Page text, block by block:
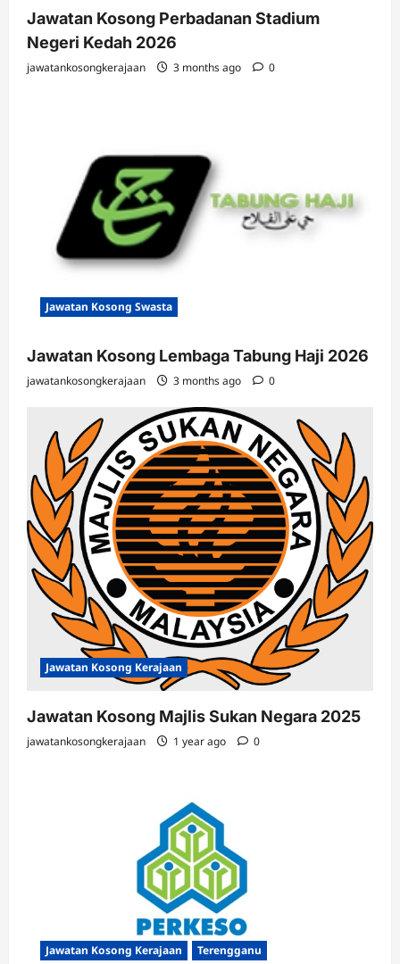
Jawatan Kosong Perbadanan Stadium
Negeri Kedah 2026
jawatankosongkerajaan 3 months ago 0
Jawatan Kosong Swasta
Jawatan Kosong Lembaga Tabung Haji 2026
jawatankosongkerajaan 3 months ago 0
Jawatan Kosong Kerajaan
Jawatan Kosong Majlis Sukan Negara 2025
jawatankosongkerajaan 1 year ago 0
Jawatan Kosong Kerajaan Terengganu